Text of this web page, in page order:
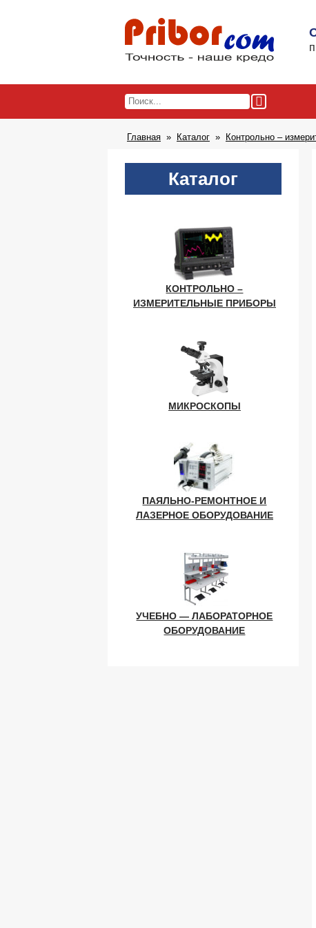
Главная Каталог Контрольно –
Каталог
КОНТРОЛЬНО –
ИЗМЕРИТЕЛЬНЫЕ ПРИБОРЫ
МИКРОСКОПЫ
ПАЯЛЬНО-РЕМОНТНОЕ И
ЛАЗЕРНОЕ ОБОРУДОВАНИЕ
УЧЕБНО — ЛАБОРАТОРНОЕ
ОБОРУДОВАНИЕ